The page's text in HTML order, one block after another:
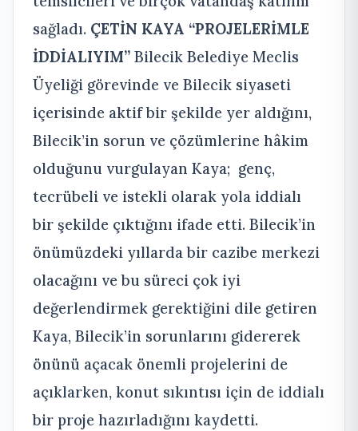
sağladı. ÇETİN KAYA “PROJELERİMLE
İDDİALIYIM” Bilecik Belediye Meclis
Üyeliği görevinde ve Bilecik siyaseti
içerisinde aktif bir şekilde yer aldığını,
Bilecik’in sorun ve çözümlerine hâkim
olduğunu vurgulayan Kaya; genç,
tecrübeli ve istekli olarak yola iddialı
bir şekilde çıktığını ifade etti. Bilecik’in
önümüzdeki yıllarda bir cazibe merkezi
olacağını ve bu süreci çok iyi
değerlendirmek gerektiğini dile getiren
Kaya, Bilecik’in sorunlarını gidererek
önünü açacak önemli projelerini de
açıklarken, konut sıkıntısı için de iddialı
bir proje hazırladığını kaydetti.